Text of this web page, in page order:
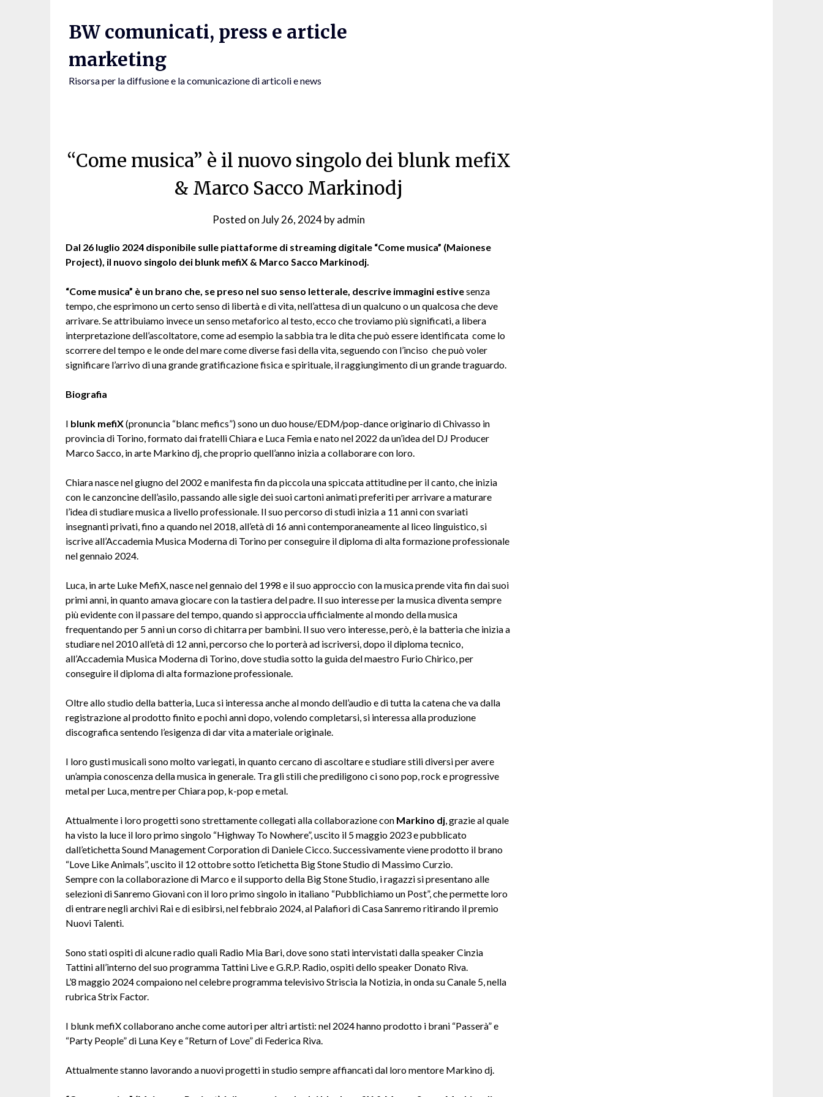
BW comunicati, press e article
marketing
Risorsa per la diffusione e la comunicazione di articoli e news
“Come musica” è il nuovo singolo dei blunk mefiX
& Marco Sacco Markinodj
Posted onJuly 26, 2024byadmin
Dal 26 luglio 2024 disponibile sulle piattaforme di streaming digitale “Come musica” (Maionese
Project), il nuovo singolo dei blunk mefiX & Marco Sacco Markinodj.
“Come musica” è un brano che, se preso nel suo senso letterale, descrive immagini estivesenza
tempo, che esprimono un certo senso di libertà e di vita, nell’attesa di un qualcuno o un qualcosa che deve
arrivare. Se attribuiamo invece un senso metaforico al testo, ecco che troviamo più significati, a libera
interpretazione dell’ascoltatore, come ad esempio la sabbia tra le dita che può essere identificata come lo
scorrere del tempo e le onde del mare come diverse fasi della vita, seguendo con l’inciso che può voler
significare l’arrivo di una grande gratificazione fisica e spirituale, il raggiungimento di un grande traguardo.
Biografia
I blunk mefiX(pronuncia “blanc mefics”) sono un duo house/EDM/pop-dance originario di Chivasso in
provincia di Torino, formato dai fratelli Chiara e Luca Femia e nato nel 2022 da un’idea del DJ Producer
Marco Sacco, in arte Markino dj, che proprio quell’anno inizia a collaborare con loro.
Chiara nasce nel giugno del 2002 e manifesta fin da piccola una spiccata attitudine per il canto, che inizia
con le canzoncine dell’asilo, passando alle sigle dei suoi cartoni animati preferiti per arrivare a maturare
l’idea di studiare musica a livello professionale. Il suo percorso di studi inizia a 11 anni con svariati
insegnanti privati, fino a quando nel 2018, all’età di 16 anni contemporaneamente al liceo linguistico, si
iscrive all’Accademia Musica Moderna di Torino per conseguire il diploma di alta formazione professionale
nel gennaio 2024.
Luca, in arte Luke MefiX, nasce nel gennaio del 1998 e il suo approccio con la musica prende vita fin dai suoi
primi anni, in quanto amava giocare con la tastiera del padre. Il suo interesse per la musica diventa sempre
più evidente con il passare del tempo, quando si approccia ufficialmente al mondo della musica
frequentando per 5 anni un corso di chitarra per bambini. Il suo vero interesse, però, è la batteria che inizia a
studiare nel 2010 all’età di 12 anni, percorso che lo porterà ad iscriversi, dopo il diploma tecnico,
all’Accademia Musica Moderna di Torino, dove studia sotto la guida del maestro Furio Chirico, per
conseguire il diploma di alta formazione professionale.
Oltre allo studio della batteria, Luca si interessa anche al mondo dell’audio e di tutta la catena che va dalla
registrazione al prodotto finito e pochi anni dopo, volendo completarsi, si interessa alla produzione
discografica sentendo l’esigenza di dar vita a materiale originale.
I loro gusti musicali sono molto variegati, in quanto cercano di ascoltare e studiare stili diversi per avere
un’ampia conoscenza della musica in generale. Tra gli stili che prediligono ci sono pop, rock e progressive
metal per Luca, mentre per Chiara pop, k-pop e metal.
Attualmente i loro progetti sono strettamente collegati alla collaborazione con Markino dj, grazie al quale
ha visto la luce il loro primo singolo “Highway To Nowhere”, uscito il 5 maggio 2023 e pubblicato
dall’etichetta Sound Management Corporation di Daniele Cicco. Successivamente viene prodotto il brano
“Love Like Animals”, uscito il 12 ottobre sotto l’etichetta Big Stone Studio di Massimo Curzio.
Sempre con la collaborazione di Marco e il supporto della Big Stone Studio, i ragazzi si presentano alle
selezioni di Sanremo Giovani con il loro primo singolo in italiano “Pubblichiamo un Post”, che permette loro
di entrare negli archivi Rai e di esibirsi, nel febbraio 2024, al Palafiori di Casa Sanremo ritirando il premio
Nuovi Talenti.
Sono stati ospiti di alcune radio quali Radio Mia Bari, dove sono stati intervistati dalla speaker Cinzia
Tattini all’interno del suo programma Tattini Live e G.R.P. Radio, ospiti dello speaker Donato Riva.
L’8 maggio 2024 compaiono nel celebre programma televisivo Striscia la Notizia, in onda su Canale 5, nella
rubrica Strix Factor.
I blunk mefiX collaborano anche come autori per altri artisti: nel 2024 hanno prodotto i brani “Passerà” e
“Party People” di Luna Key e “Return of Love” di Federica Riva.
Attualmente stanno lavorando a nuovi progetti in studio sempre affiancati dal loro mentore Markino dj.